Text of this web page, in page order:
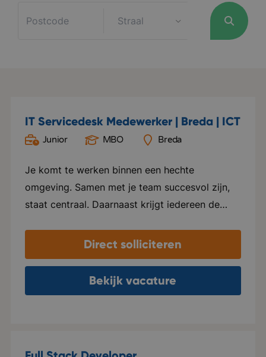
IT Servicedesk Medewerker | Breda | ICT
Junior MBO Breda
Je komt te werken binnen een hechte
omgeving. Samen met je team succesvol zijn,
staat centraal. Daarnaast krijgt iedereen de
binnen zijn of haar functie. Ze organiseren
leuke uitjes, er bevindt zich een sportschool op
kantoor en staan altijd klaar voor een
vrijdagmiddag borrel met verschillende snacks
Direct solliciteren
Bekijk vacature